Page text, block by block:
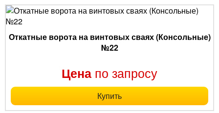
Откатные ворота на винтовых сваях (Консольные)
№22
Цена по запросу
Купить